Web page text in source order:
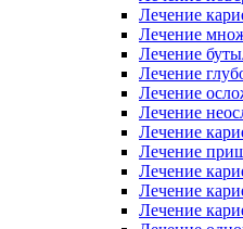
Лечение
Лечение
Лечение
Лечение
Лечение
Лечение
Лечение
Лечение
Лечение
Лечение
Лечение